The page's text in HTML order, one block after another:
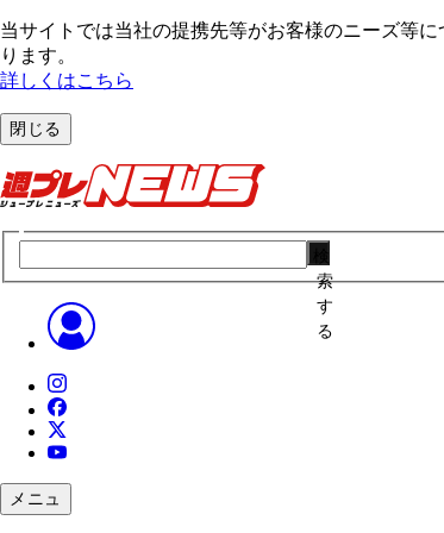
当サイトでは当社の提携先等がお客様のニーズ等
ります。
詳しくはこちら
閉じる
索
す
る
メニュ